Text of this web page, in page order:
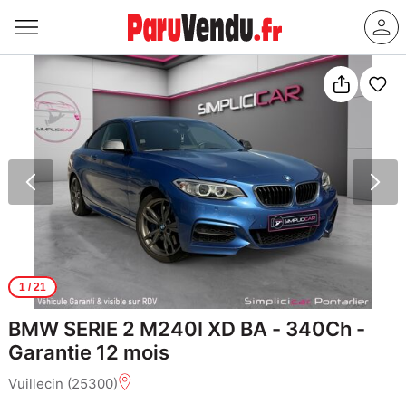
1/ 21
BMW SERIE 2 M240I XD BA - 340Ch -
Garantie 12 mois
Vuillecin (25300)